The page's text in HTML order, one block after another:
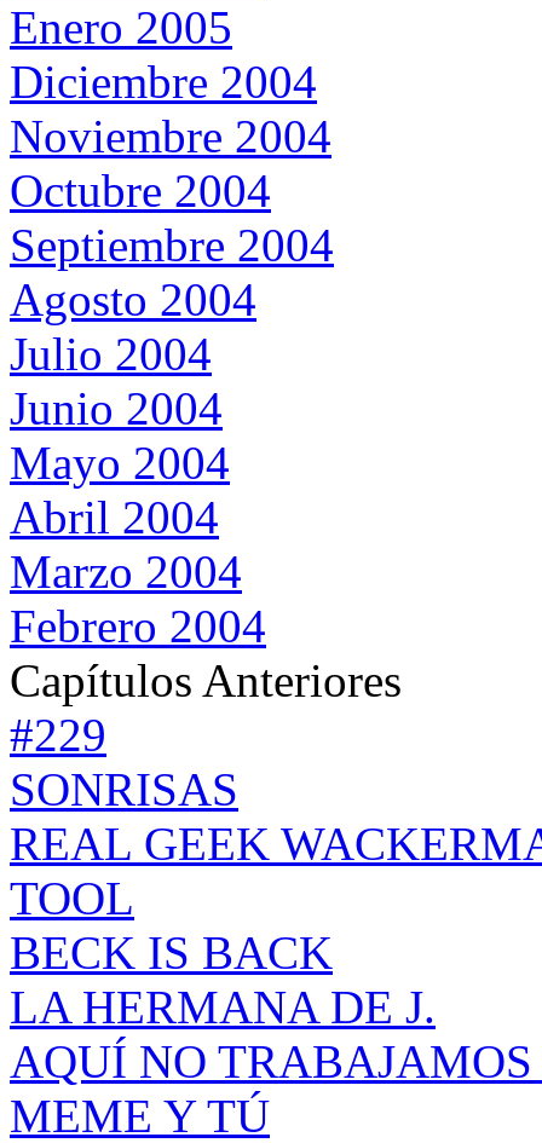
Enero 2005
Diciembre 2004
Noviembre 2004
Octubre 2004
Septiembre 2004
Agosto 2004
Julio 2004
Junio 2004
Mayo 2004
Abril 2004
Marzo 2004
Febrero 2004
Capítulos Anteriores
#229
SONRISAS
REAL GEEK
TOOL
BECK IS BACK
LA HERMANA DE J.
AQUÍ NO
MEME Y TÚ